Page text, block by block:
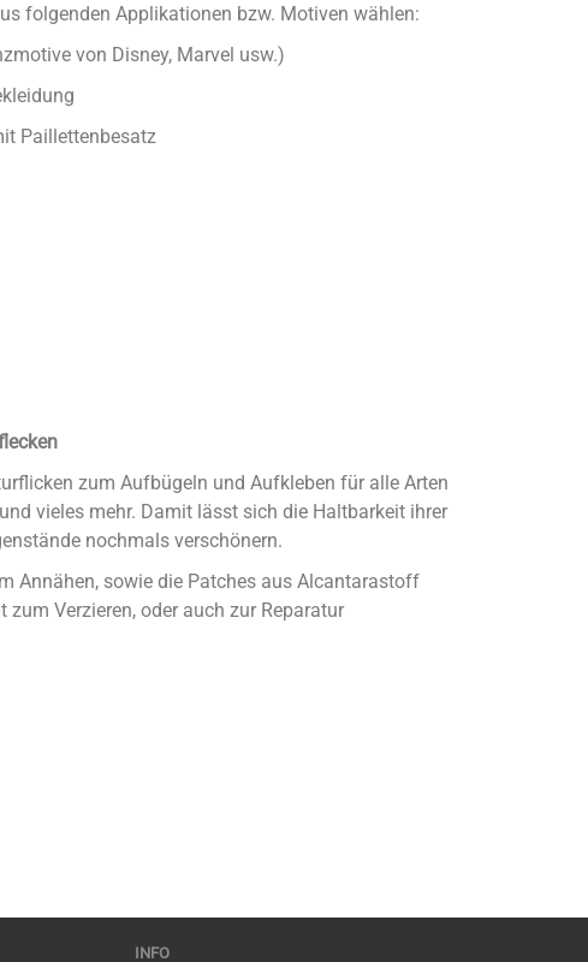
folgenden Applikationen bzw. Motiven wählen:
von Disney, Marvel usw.)
Paillettenbesatz
zum Aufbügeln und Aufkleben für alle Arten
vieles mehr. Damit lässt sich die Haltbarkeit ihrer
nochmals verschönern.
Annähen, sowie die Patches aus Alcantarastoff
Verzieren, oder auch zur Reparatur
INFO